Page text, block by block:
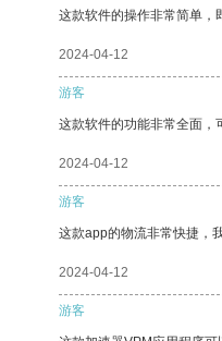
这款软件的操作非常简单，
2024-04-12
游客
这款软件的功能非常全面，
2024-04-12
游客
这款app的物流非常快捷，
2024-04-12
游客